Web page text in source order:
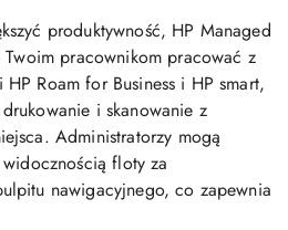
produktywność, HP Managed
pracownikom pracować z
Roam for Business i HP smart,
i skanowanie z
Administratorzy mogą
floty za
nawigacyjnego, co zapewnia